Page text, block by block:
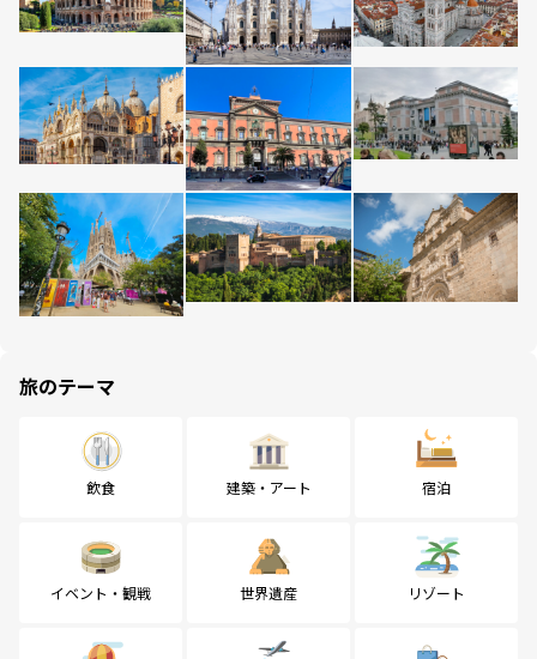
旅のテーマ
飲食 建築・アート 宿泊
イベント・観戦 世界遺産 リゾート